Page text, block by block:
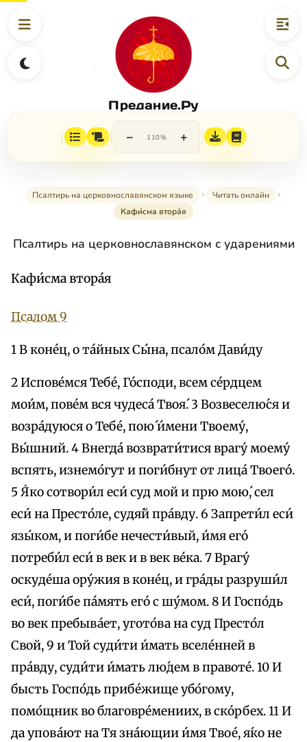
Предание.Ру
− 110% +
Псалтирь на церковнославянском языке
Читать онлайн
Кафи́сма втора́я
Псалтирь на церковнославянском с ударениями
Кафи́сма втора́я
Псалом 9
1 В коне́ц, о та́йных Сы́на, псало́м Дави́ду
2 Испове́мся Тебе́, Го́споди, всем се́рдцем
мои́м, пове́м вся чудеса́ Твоя́. 3 Возвеселю́ся и
возра́дуюся о Тебе́, пою́ и́мени Твоему́,
Вы́шний. 4 Внегда́ возврати́тися врагу́ моему́
вспять, изнемо́гут и поги́бнут от лица́ Твоего́.
5 Я́ко сотвори́л eси́ суд мой и прю мою́, сел
eси́ на Престо́ле, судя́й пра́вду. 6 Запрети́л eси́
язы́ком, и поги́бе нечести́вый, и́мя eго́
потреби́л eси́ в век и в век ве́ка. 7 Врагу́
оскуде́ша oру́жия в коне́ц, и гра́ды разруши́л
eси́, поги́бе па́мять eго́ с шу́мом. 8 И Госпо́дь
во век пребыва́ет, угото́ва на суд Престо́л
Свой, 9 и Той суди́ти и́мать вселе́нней в
пра́вду, суди́ти и́мать лю́дем в правоте́. 10 И
бысть Госпо́дь прибе́жище убо́гому,
помо́щник во благовре́мениих, в ско́рбех. 11 И
да упова́ют на Тя зна́ющии и́мя Твое́, я́ко не